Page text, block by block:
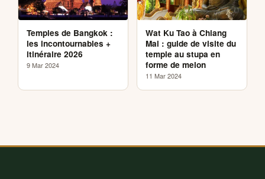
Temples de Bangkok :
les incontournables +
itinéraire 2026
9 Mar 2024
Wat Ku Tao à Chiang
Mai : guide de visite du
temple au stupa en
forme de melon
11 Mar 2024